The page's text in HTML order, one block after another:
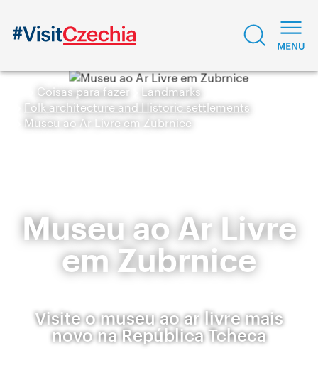
Coisas para fazer
Landmarks
Folk architecture and Historic settlements
Museu ao Ar Livre em Zubrnice
Museu ao Ar Livre
em Zubrnice
Visite o museu ao ar livre mais
novo na República Tcheca